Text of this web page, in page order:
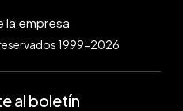
1999-2026
al boletín